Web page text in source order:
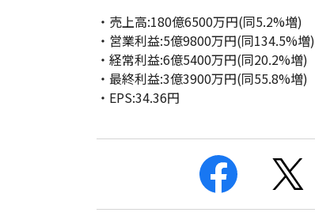
・売上高:180億6500万円(同5.2%増)
・営業利益:5億9800万円(同134.5%増)
・経常利益:6億5400万円(同20.2%増)
・最終利益:3億3900万円(同55.8%増)
・EPS:34.36円